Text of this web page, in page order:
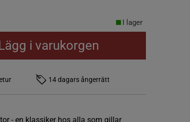
I lager
i varukorgen
14 dagars ångerrätt
- en klassiker hos alla som gillar